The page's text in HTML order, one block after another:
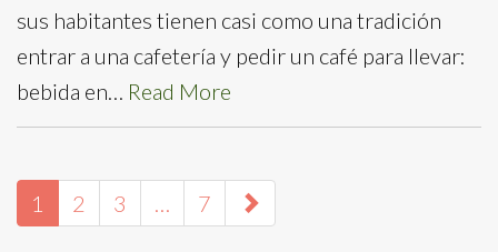
sus habitantes tienen casi como una tradición
entrar a una cafetería y pedir un café para llevar:
bebida en… Read More
paging-
navigation
1 2 3 7